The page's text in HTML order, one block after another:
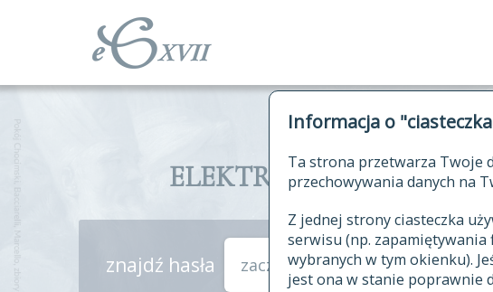
Informacja o
Ta strona przetwarza Twoje
przechowywania danych na
Z jednej strony ciasteczka
serwisu (np.
wybranych w tym okienku).
jest ona w stanie poprawnie
ELEKTRONICZNY
znajdź hasła zaczynające się od